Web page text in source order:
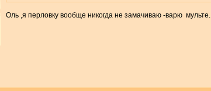
Оль ,я перловку вообще никогда не замачиваю -варю мульте.